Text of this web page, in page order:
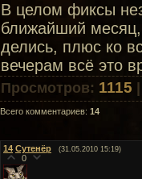
В целом фиксы
ближайший
делись, плюс ко
вечерам всё это
Просмотров: 1115
Всего комментариев: 14
14 Сутенёр (31.05.2010 15:19)
0